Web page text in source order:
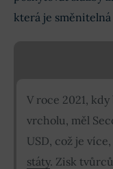
která je směnitelná
V roce 2021,
vrcholu, měl
USD, což je
státy. Zisk